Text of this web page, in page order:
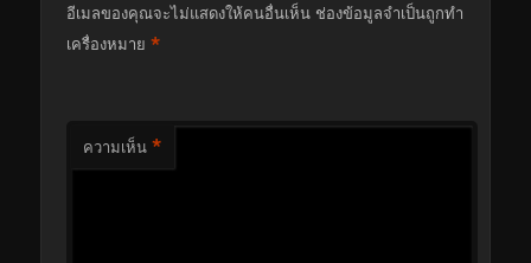
อีเมลของคุณจะไม่แสดงให้คนอื่นเห็น ช่องข้อมูลจำเป็นถูกทำ
เครื่องหมาย*
ความเห็น *